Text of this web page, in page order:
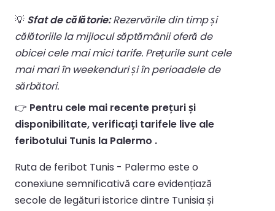
💡 Sfat de călătorie:Rezervările din timp și
călătoriile la mijlocul săptămânii oferă de
obicei cele mai mici tarife. Prețurile sunt cele
mai mari în weekenduri și în perioadele de
sărbători.
👉 Pentru cele mai recente prețuri și
disponibilitate, verificați tarifele live ale
feribotului Tunis la Palermo .
Ruta de feribot Tunis - Palermo este o
conexiune semnificativă care evidențiază
secole de legături istorice dintre Tunisia și